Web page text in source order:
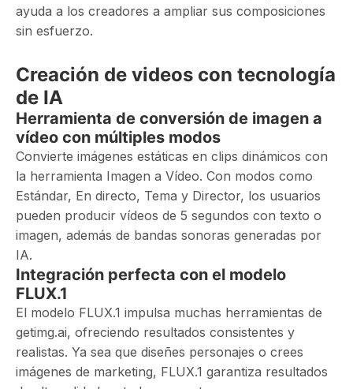
ayuda a los creadores a ampliar sus composiciones
sin esfuerzo.
Creación de videos con tecnología
de IA
Herramienta de conversión de imagen a
vídeo con múltiples modos
Convierte imágenes estáticas en clips dinámicos con
la herramienta Imagen a Vídeo. Con modos como
Estándar, En directo, Tema y Director, los usuarios
pueden producir vídeos de 5 segundos con texto o
imagen, además de bandas sonoras generadas por
IA.
Integración perfecta con el modelo
FLUX.1
El modelo FLUX.1 impulsa muchas herramientas de
getimg.ai, ofreciendo resultados consistentes y
realistas. Ya sea que diseñes personajes o crees
imágenes de marketing, FLUX.1 garantiza resultados